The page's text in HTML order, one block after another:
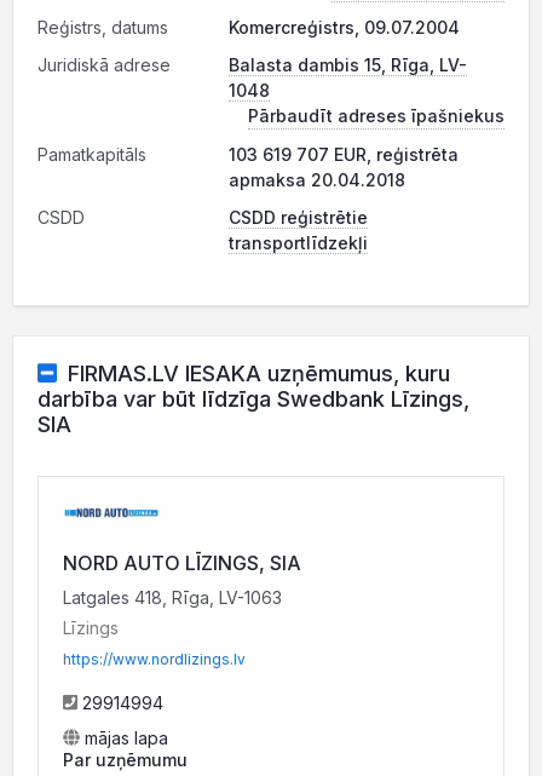
Reģistrs, datums
Komercreģistrs, 09.07.2004
Juridiskā adrese
Balasta dambis 15, Rīga, LV-
1048
Pārbaudīt adreses īpašniekus
Pamatkapitāls
103 619 707 EUR, reģistrēta
apmaksa 20.04.2018
CSDD
CSDD reģistrētie
transportlīdzekļi
FIRMAS.LV IESAKA uzņēmumus, kuru
darbība var būt līdzīga Swedbank Līzings,
SIA
NORD AUTO LĪZINGS, SIA
Latgales 418, Rīga, LV-1063
Līzings
https://www.nordlizings.lv
29914994
mājas lapa
Par uzņēmumu